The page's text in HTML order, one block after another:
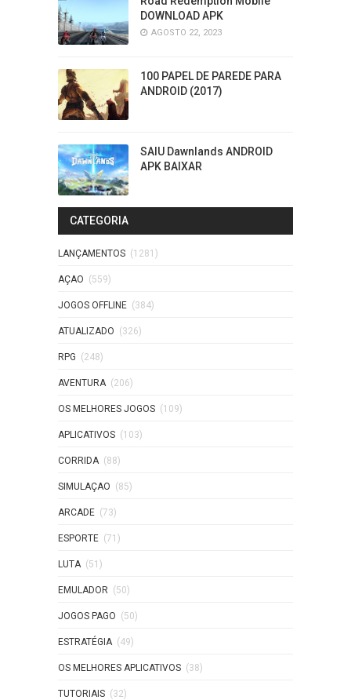
DOWNLOAD APK
AGOSTO 22, 2023
100 PAPEL DE PAREDE PARA
ANDROID (2017)
SAIU Dawnlands ANDROID
APK BAIXAR
CATEGORIA
LANÇAMENTOS (1281)
AÇAO (559)
JOGOS OFFLINE (384)
ATUALIZADO (326)
RPG (248)
AVENTURA (206)
OS MELHORES JOGOS (109)
APLICATIVOS (103)
CORRIDA (88)
SIMULAÇAO (85)
ARCADE (73)
ESPORTE (71)
LUTA (51)
EMULADOR (50)
JOGOS PAGO (50)
ESTRATÉGIA (49)
OS MELHORES APLICATIVOS (38)
TUTORIAIS (32)